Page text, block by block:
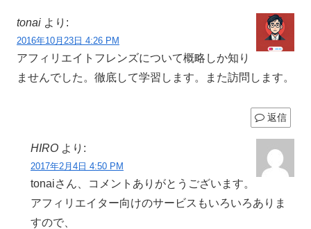
tonai より:
2016年10月23日 4:26 PM
アフィリエイトフレンズについて概略しか知り
ませんでした。徹底して学習します。また訪問します。
返信
HIRO より:
2017年2月4日 4:50 PM
tonaiさん、コメントありがとうございます。
アフィリエイター向けのサービスもいろいろありま
すので、